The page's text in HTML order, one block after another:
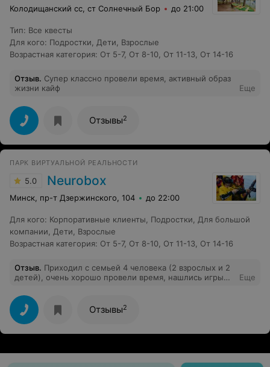
Колодищанский сс, ст Солнечный Бор до 21:00
Тип: Все квесты
Для кого: Подростки, Дети, Взрослые
Возрастная категория: От 5-7, От 8-10, От 11-13, От 14-16
Отзыв. Супер классно провели время, активный образ
жизни кайф
Еще
Отзывы2
ПАРК ВИРТУАЛЬНОЙ РЕАЛЬНОСТИ
5.0 Neurobox
Минск, пр-т Дзержинского, 104 до 22:00
Для кого: Корпоративные клиенты, Подростки, Для большой
компании, Дети, Взрослые
Возрастная категория: От 5-7, От 8-10, От 11-13, От 14-16
Отзыв. Приходил с семьей 4 человека (2 взрослых и 2
детей), очень хорошо провели время, нашлись игры
очень понравились Смешарики. Из плюсов отмечу
персонал - сразу все объяснили и показали что к чему,
а также запустили пробную бесплатную игру. Парк
очень большой, планирую провести день рождения
старшего именно у вас! Из минусов: очень много
Еще
Отзывы2